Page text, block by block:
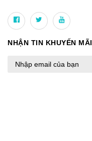
NHẬN TIN KHUYẾN MÃI